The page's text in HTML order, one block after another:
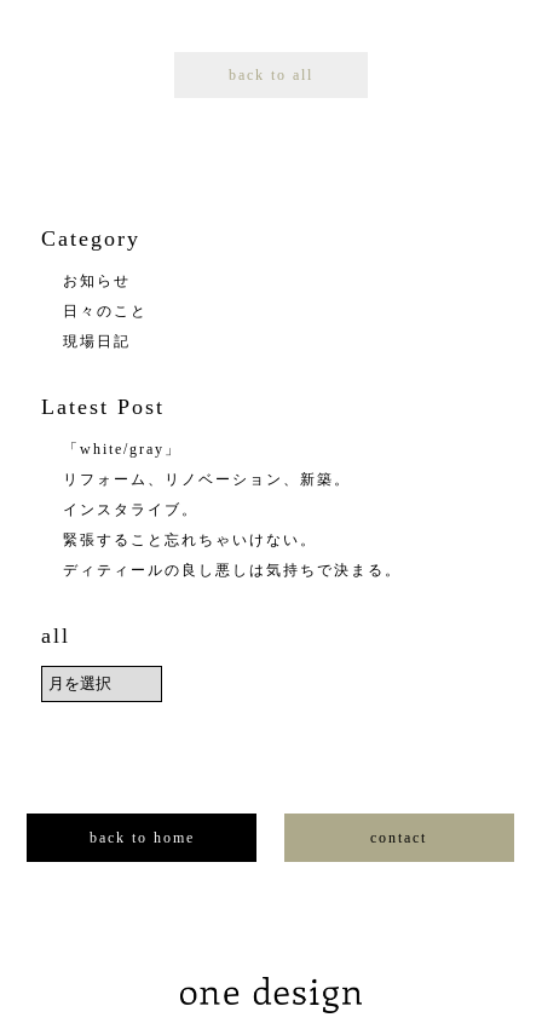
back to all
Category
お知らせ
日々のこと
現場日記
Latest Post
「white/gray」
リフォーム、リノベーション、新築。
インスタライブ。
緊張すること忘れちゃいけない。
ディティールの良し悪しは気持ちで決まる。
all
back to home contact